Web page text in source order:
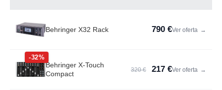
Behringer X32 Rack 790 €Ver oferta →
-32%
Behringer X-Touch
Compact
320 € 217 €Ver oferta →